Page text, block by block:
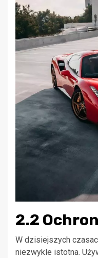
2.2
W dzisiejszych
niezwykle istotna.